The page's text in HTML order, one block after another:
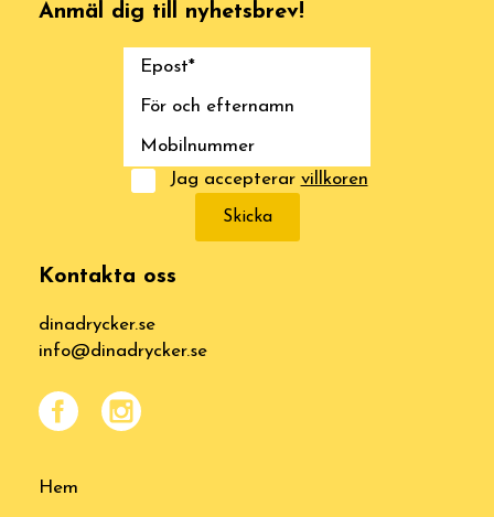
Anmäl dig till nyhetsbrev!
Jag accepterar villkoren
Skicka
Kontakta oss
dinadrycker.se
info@dinadrycker.se
Hem